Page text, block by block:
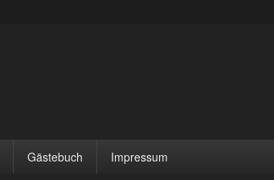
Gästebuch Impressum